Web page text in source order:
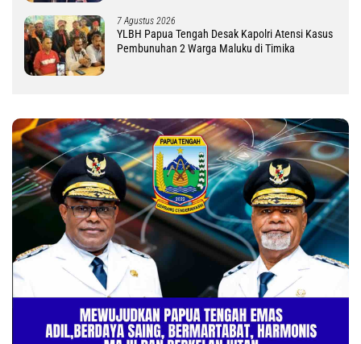
7 Agustus 2026
YLBH Papua Tengah Desak Kapolri Atensi Kasus
Pembunuhan 2 Warga Maluku di Timika